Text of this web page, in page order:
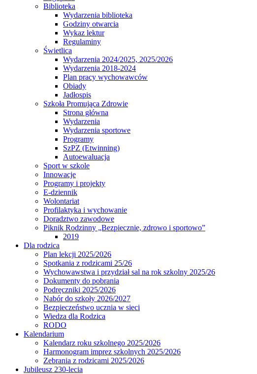
Biblioteka
Wydarzenia biblioteka
Godziny otwarcia
Wykaz lektur
Regulaminy
Świetlica
Wydarzenia 2024/2025, 2025/2026
Wydarzenia 2018-2024
Plan pracy wychowawców
Obiady
Jadłospis
Szkoła Promująca Zdrowie
Strona główna
Wydarzenia
Wydarzenia sportowe
Programy
SzPZ (Etwinning)
Autoewaluacja
Sport w szkole
Innowacje
Programy i projekty
E-dziennik
Wolontariat
Profilaktyka i wychowanie
Doradztwo zawodowe
Piknik Rodzinny „Bezpiecznie, zdrowo i sportowo”
2019
Dla rodzica
Plan lekcji 2025/2026
Spotkania z rodzicami 25/26
Wychowawstwa i przydział sal na rok szkolny 2025/26
Dokumenty do pobrania
Podręczniki 2025/2026
Nabór do szkoły 2026/2027
Bezpieczeństwo ucznia w sieci
Wiedza dla Rodzica
RODO
Kalendarium
Kalendarz roku szkolnego 2025/2026
Harmonogram imprez szkolnych 2025/2026
Zebrania z rodzicami 2025/2026
Jubileusz 230-lecia